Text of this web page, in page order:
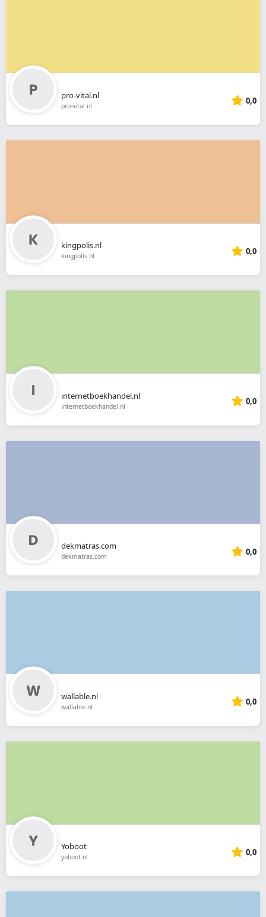
pro-vital.nl
pro-vital.nl 0,0
kingpolis.nl
kingpolis.nl 0,0
internetboekhandel.nl
internetboekhandel.nl 0,0
dekmatras.com
dekmatras.com 0,0
wallable.nl
wallable.nl 0,0
Yoboot
yoboot.nl 0,0